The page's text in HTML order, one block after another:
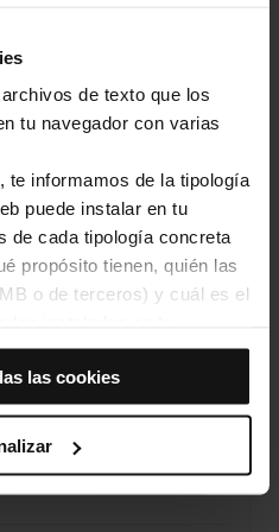
de texto que los
tu navegador con varias
te informamos de la tipología
puede instalar en tu
de cada tipología concreta
propósito tienen, quién las
o de terceros) y cuál es el
muestra (0), significa
de esta tipología.
todas las cookies”, permites
en tu navegador.
indicar si quieres que se
las cookies
compra online